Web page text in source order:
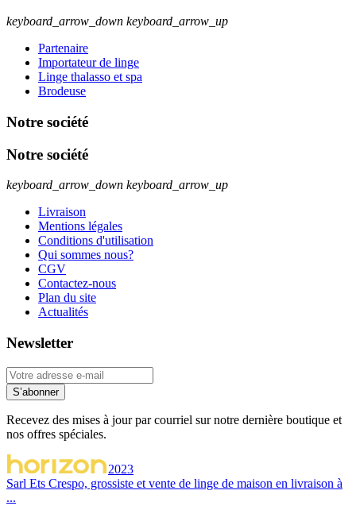
keyboard_arrow_down keyboard_arrow_up
Partenaire
Importateur de linge
Linge thalasso et spa
Brodeuse
Notre société
Notre société
keyboard_arrow_down keyboard_arrow_up
Livraison
Mentions légales
Conditions d'utilisation
Qui sommes nous?
CGV
Contactez-nous
Plan du site
Actualités
Newsletter
S’abonner
Recevez des mises à jour par courriel sur notre dernière boutique et
nos offres spéciales.
2023
Sarl Ets Crespo, grossiste et vente de linge de maison en livraison à
...